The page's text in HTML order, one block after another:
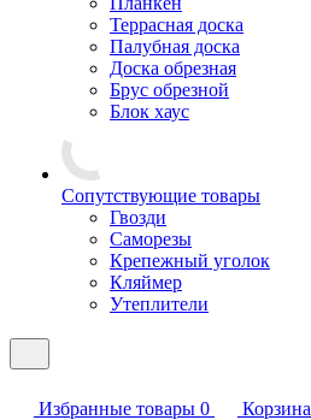
Террасная доска
Палубная доска
Доска обрезная
Брус обрезной
Блок хаус
Сопутствующие товары
Гвозди
Саморезы
Крепежный уголок
Кляймер
Утеплители
Избранные товары 0 Корзина